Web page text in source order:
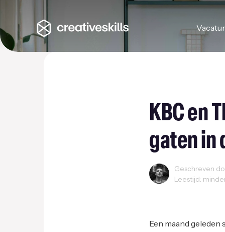
KBC en
gaten in
Geschreven
Leestijd:
Een maand